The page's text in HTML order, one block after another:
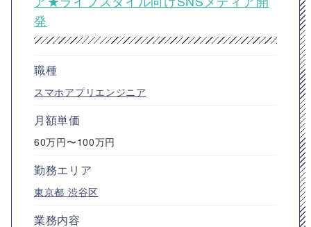
発
職種
スマホアプリエンジニア
月額単価
60万円〜100万円
勤務エリア
東京都 渋谷区
業務内容